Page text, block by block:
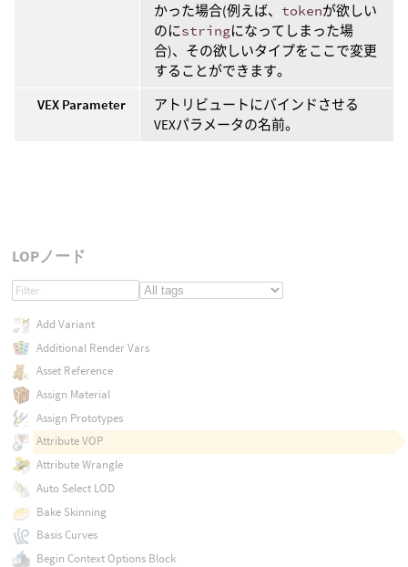
かった場合(例えば、 tokenが欲しい
のにstringになってしまった場
合)、その欲しいタイプをここで変更
することができます。
VEX Parameter
アトリビュートにバインドさせる
VEXパラメータの名前。
LOPノード
Add Variant
Additional Render Vars
Asset Reference
Assign Material
Assign Prototypes
Attribute VOP
Attribute Wrangle
Auto Select LOD
Bake Skinning
Basis Curves
Begin Context Options Block